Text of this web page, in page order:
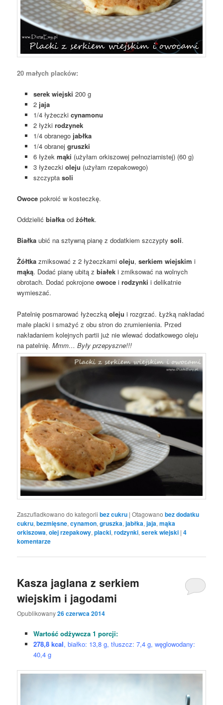
20 małych placków:
serek wiejski 200 g
2 jaja
1/4 łyżeczki cynamonu
2 łyżki rodzynek
1/4 obranego jabłka
1/4 obranej gruszki
6 łyżek mąki (użyłam orkiszowej pełnoziarnistej) (60 g)
3 łyżeczki oleju (użyłam rzepakowego)
szczypta soli
Owoce pokroić w kosteczkę.
Oddzielićbiałka odżółtek.
Białkaubić na sztywną pianę z dodatkiem szczyptysoli.
Żółtka zmiksować z 2 łyżeczkamioleju,serkiem wiejskim i
mąką. Dodać pianę ubitą zbiałek i zmiksować na wolnych
obrotach. Dodać pokrojoneowoce irodzynki i delikatnie
wymieszać.
Patelnię posmarować łyżeczkąoleju i rozgrzać. Łyżką nakładać
małe placki i smażyć z obu stron do zrumienienia. Przed
nakładaniem kolejnych partii już nie wlewać dodatkowego oleju
na patelnię.Mmm… Były przepyszne!!!
Zaszufladkowano do kategorii bez cukru |Otagowano bez dodatku
cukru,bezmięsne,cynamon,gruszka,jabłka,jaja,mąka
orkiszowa,olej rzepakowy,placki,rodzynki,serek wiejski |4
komentarze
Kasza jaglana z serkiem
wiejskim i jagodami
Opublikowany26 czerwca 2014
Wartość odżywcza 1 porcji:
278,8 kcal, białko: 13,8 g, tłuszcz: 7,4 g, węglowodany:
40,4 g